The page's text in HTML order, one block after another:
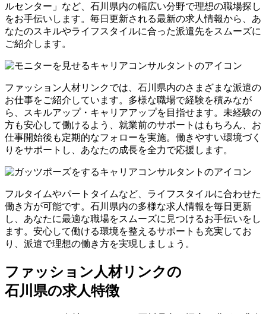
ルセンター」など、石川県内の幅広い分野で理想の職場探し
をお手伝いします。毎日更新される最新の求人情報から、あ
なたのスキルやライフスタイルに合った派遣先をスムーズに
ご紹介します。
ファッション人材リンクでは、石川県内のさまざまな派遣の
お仕事をご紹介しています。多様な職場で経験を積みなが
ら、スキルアップ・キャリアアップを目指せます。未経験の
方も安心して働けるよう、就業前のサポートはもちろん、お
仕事開始後も定期的なフォローを実施。働きやすい環境づく
りをサポートし、あなたの成長を全力で応援します。
フルタイムやパートタイムなど、ライフスタイルに合わせた
働き方が可能です。石川県内の多様な求人情報を毎日更新
し、あなたに最適な職場をスムーズに見つけるお手伝いをし
ます。安心して働ける環境を整えるサポートも充実してお
り、派遣で理想の働き方を実現しましょう。
ファッション人材リンクの
石川県の求人特徴